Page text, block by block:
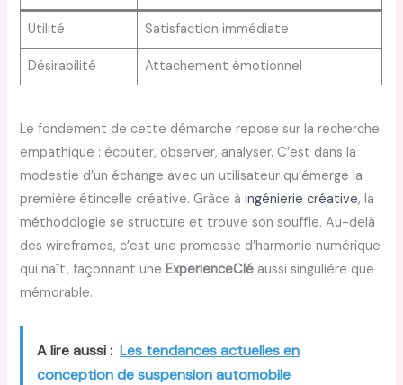
Utilité Satisfaction immédiate
Désirabilité Attachement émotionnel
Le fondement de cette démarche repose sur la recherche
empathique : écouter, observer, analyser. C’est dans la
modestie d’un échange avec un utilisateur qu’émerge la
première étincelle créative. Grâce àingénierie créative, la
méthodologie se structure et trouve son souffle. Au-delà
des wireframes, c’est une promesse d’harmonie numérique
qui naît, façonnant uneExperienceClé aussi singulière que
mémorable.
A lire aussi : Les tendances actuelles en
conception de suspension automobile